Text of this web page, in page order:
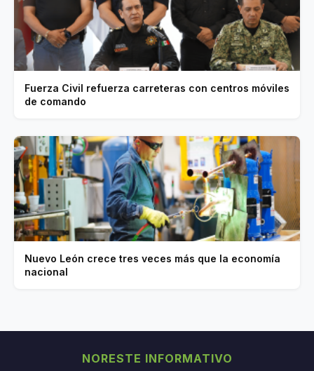
Fuerza Civil refuerza carreteras con centros móviles
de comando
Nuevo León crece tres veces más que la economía
nacional
NORESTE INFORMATIVO